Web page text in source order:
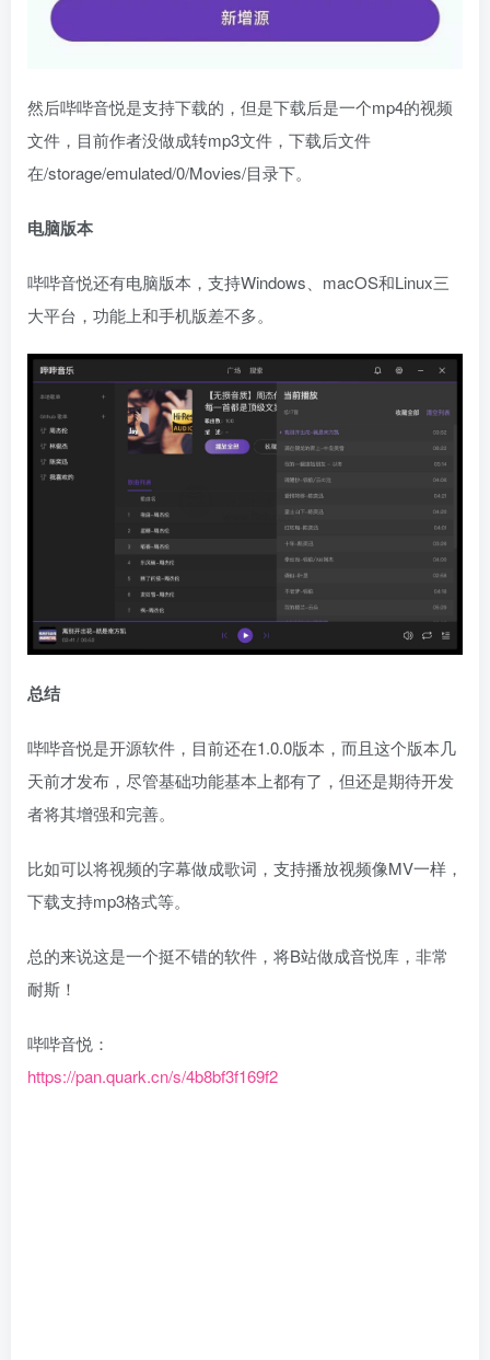
然后哔哔音悦是支持下载的，但是下载后是一个mp4的视频
文件，目前作者没做成转mp3文件，下载后文件
在/storage/emulated/0/Movies/目录下。
电脑版本
哔哔音悦还有电脑版本，支持Windows、macOS和Linux三
大平台，功能上和手机版差不多。
总结
哔哔音悦是开源软件，目前还在1.0.0版本，而且这个版本几
天前才发布，尽管基础功能基本上都有了，但还是期待开发
者将其增强和完善。
比如可以将视频的字幕做成歌词，支持播放视频像MV一样，
下载支持mp3格式等。
总的来说这是一个挺不错的软件，将B站做成音悦库，非常
耐斯！
哔哔音悦：
https://pan.quark.cn/s/4b8bf3f169f2